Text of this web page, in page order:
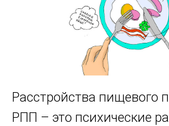
Расстройства пищевого
РПП – это психические